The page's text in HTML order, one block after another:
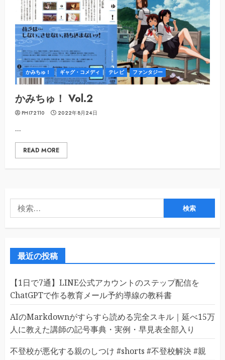
かみちゅ！ ギャグ・コメディ テレビ ファンタジー
かみちゅ！ Vol.2
PHI72110 2022年8月24日
...
READ MORE
索:
最近の投稿
【1日で7通】LINE公式アカウントのステップ配信を
ChatGPTで作る教育メール予約導線の教科書
AIのMarkdownがすらすら読める完全スキル｜延べ15万
人に教えた講師の記号事典・実例・早見表全部入り
不登校が悪化する親のしつけ #shorts #不登校解決 #親